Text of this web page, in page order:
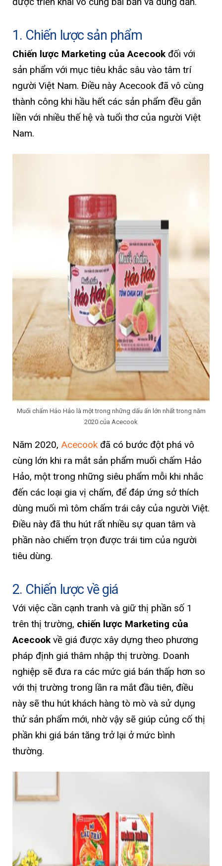
1. Chiến lược sản phẩm
Chiến lược Marketing của Acecookđối với
sản phẩm với mục tiêu khắc sâu vào tâm trí
người Việt Nam. Điều này Acecook đã vô cùng
thành công khi hầu hết các sản phẩm đều gắn
liền với nhiều thế hệ và tuổi thơ của người Việt
Nam.
Muối chấm Hảo Hảo là một trong những dấu ấn lớn nhất trong năm
2020 của Acecook
Năm 2020, Acecook đã có bước đột phá vô
cùng lớn khi ra mắt sản phẩm muối chấm Hảo
Hảo, một trong những siêu phẩm mỗi khi nhắc
đến các loại gia vị chấm, để đáp ứng sở thích
dùng muối mì tôm chấm trái cây của người Việt.
Điều này đã thu hút rất nhiều sự quan tâm và
phần nào chiếm trọn được trái tim của người
tiêu dùng.
2. Chiến lược về giá
Với việc cần cạnh tranh và giữ thị phần số 1
trên thị trường, chiến lược Marketing của
Acecookvề giá được xây dựng theo phương
pháp định giá thâm nhập thị trường. Doanh
nghiệp sẽ đưa ra các mức giá bán thấp hơn so
với thị trường trong lần ra mắt đầu tiên, điều
này sẽ thu hút khách hàng tò mò và sử dụng
thử sản phẩm mới, nhờ vậy sẽ giúp củng cố thị
phần khi giá bán tăng trở lại ở mức bình
thường.